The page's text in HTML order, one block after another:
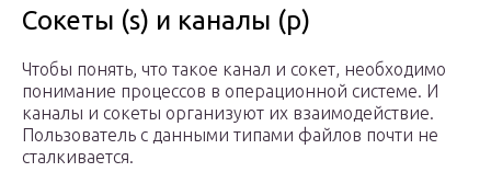
Сокеты (s) и каналы (p)
Чтобы понять, что такое канал и сокет, необходимо
понимание процессов в операционной системе. И
каналы и сокеты организуют их взаимодействие.
Пользователь с данными типами файлов почти не
сталкивается.